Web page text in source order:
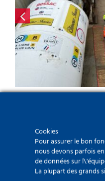
Cookies
Pour assurer le bon
nous devons parfois
de données sur
La plupart des grands